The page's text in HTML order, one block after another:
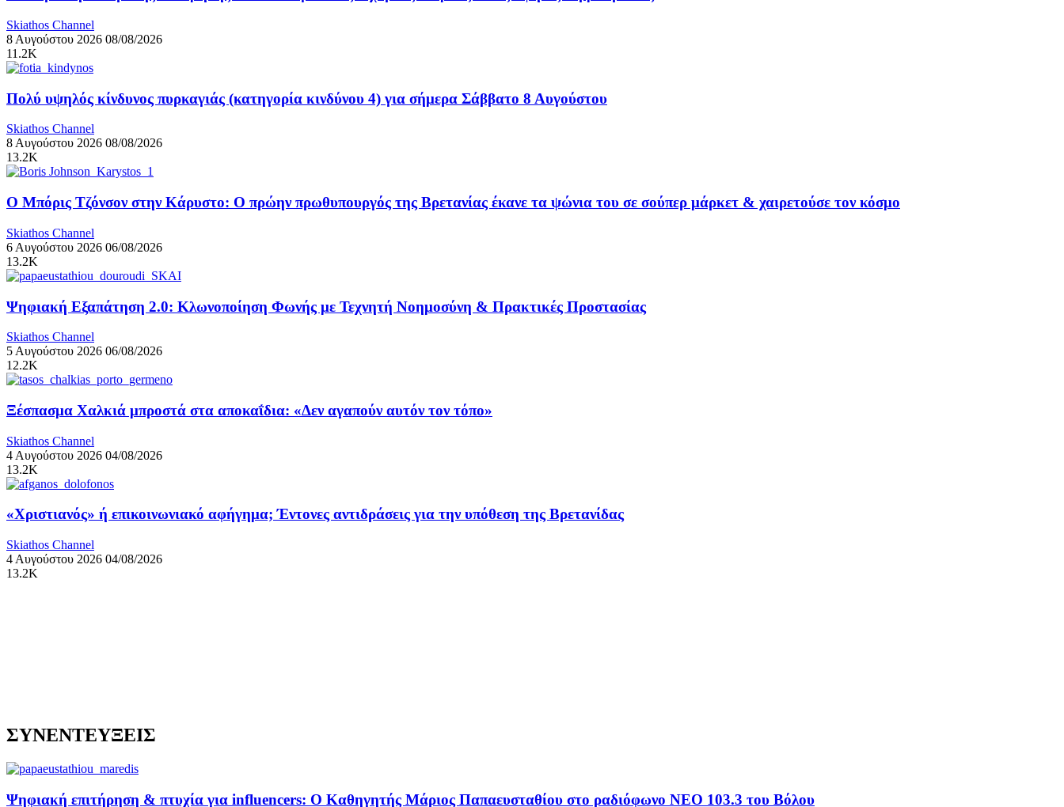
Skiathos Channel
8 Αυγούστου 2026 08/08/2026
11.2K
Πολύ υψηλός κίνδυνος πυρκαγιάς (κατηγορία κινδύνου 4) για σήμερα Σάββατο 8 Αυγούστου
Skiathos Channel
8 Αυγούστου 2026 08/08/2026
13.2K
Ο Μπόρις Τζόνσον στην Κάρυστο: Ο πρώην πρωθυπουργός της Βρετανίας έκανε τα ψώνια του σε σούπερ μάρκετ & χαιρετούσε τον κόσμο
Skiathos Channel
6 Αυγούστου 2026 06/08/2026
13.2K
Ψηφιακή Εξαπάτηση 2.0: Κλωνοποίηση Φωνής με Τεχνητή Νοημοσύνη & Πρακτικές Προστασίας
Skiathos Channel
5 Αυγούστου 2026 06/08/2026
12.2K
Ξέσπασμα Χαλκιά μπροστά στα αποκαΐδια: «Δεν αγαπούν αυτόν τον τόπο»
Skiathos Channel
4 Αυγούστου 2026 04/08/2026
13.2K
«Χριστιανός» ή επικοινωνιακό αφήγημα; Έντονες αντιδράσεις για την υπόθεση της Βρετανίδας
Skiathos Channel
4 Αυγούστου 2026 04/08/2026
13.2K
ΣΥΝΕΝΤΕΥΞΕΙΣ
Ψηφιακή επιτήρηση & πτυχία για influencers: Ο Καθηγητής Μάριος Παπαευσταθίου στο ραδιόφωνο NEO 103.3 του Βόλου